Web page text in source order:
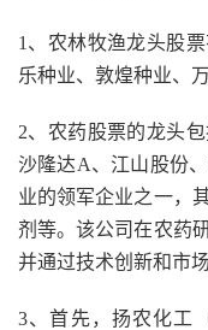
1、农林牧渔龙头股
乐种业、敦煌种业、
2、农药股票的龙头
沙隆达A、江山股份
业的领军企业之一，
剂等。该公司在农药
并通过技术创新和市
3、首先，扬农化工